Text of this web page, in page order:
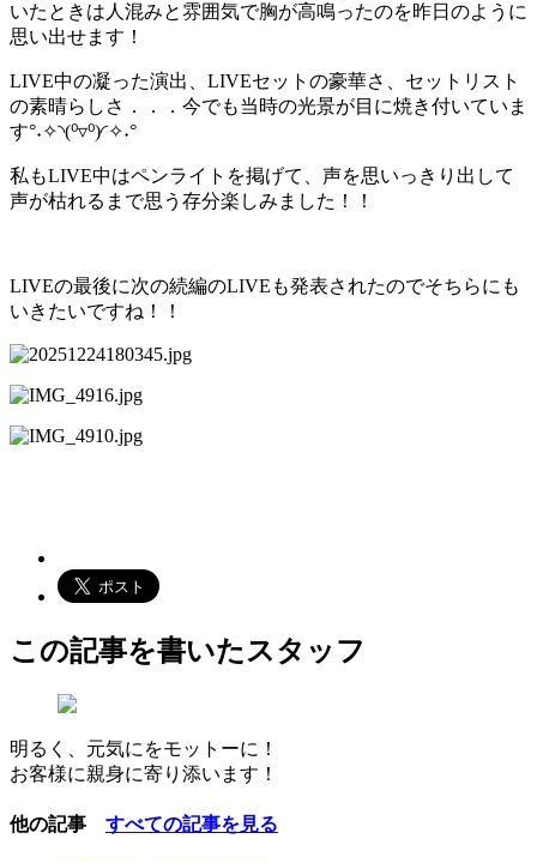
いたときは人混みと雰囲気で胸が高鳴ったのを昨日のように
思い出せます！
LIVE中の凝った演出、LIVEセットの豪華さ、セットリスト
の素晴らしさ．．．今でも当時の光景が目に焼き付いていま
す°˖✧◝(⁰▿⁰)◜✧˖°
私もLIVE中はペンライトを掲げて、声を思いっきり出して
声が枯れるまで思う存分楽しみました！！
LIVEの最後に次の続編のLIVEも発表されたのでそちらにも
いきたいですね！！
この記事を書いたスタッフ
明るく、元気にをモットーに！
お客様に親身に寄り添います！
他の記事 すべての記事を見る